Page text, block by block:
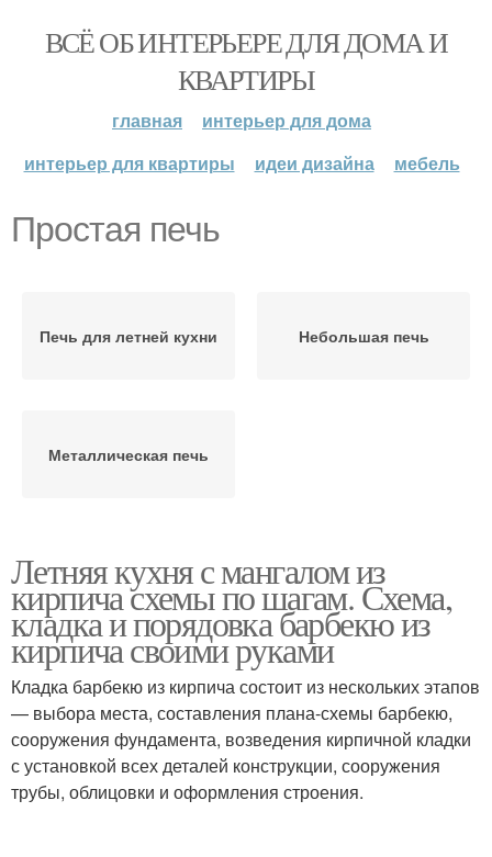
ВСЁ ОБ ИНТЕРЬЕРЕ ДЛЯ ДОМА И
КВАРТИРЫ
главная
интерьер для дома
интерьер для квартиры
идеи дизайна мебель
Простая печь
Печь для летней кухни Небольшая печь
Металлическая печь
Летняя кухня с мангалом из
кирпича схемы по шагам. Схема,
кладка и порядовка барбекю из
кирпича своими руками
Кладка барбекю из кирпича состоит из нескольких этапов
— выбора места, составления плана-схемы барбекю,
сооружения фундамента, возведения кирпичной кладки
с установкой всех деталей конструкции, сооружения
трубы, облицовки и оформления строения.